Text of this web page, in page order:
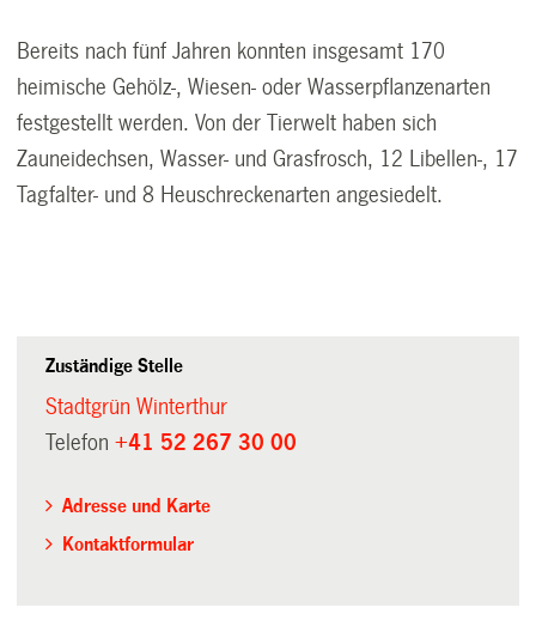
Bereits nach fünf Jahren konnten insgesamt 170
heimische Gehölz-, Wiesen- oder Wasserpflanzenarten
festgestellt werden. Von der Tierwelt haben sich
Zauneidechsen, Wasser- und Grasfrosch, 12 Libellen-, 17
Tagfalter- und 8 Heuschreckenarten angesiedelt.
Zuständige Stelle
Stadtgrün Winterthur
Telefon+41 52 267 30 00
Adresse und Karte
Kontaktformular